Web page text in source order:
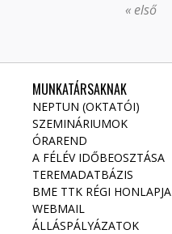
« első
MUNKATÁRSAKNAK
NEPTUN (OKTATÓI)
SZEMINÁRIUMOK
ÓRAREND
A FÉLÉV IDŐBEOSZTÁSA
TEREMADATBÁZIS
BME TTK RÉGI HONLAPJA
WEBMAIL
ÁLLÁSPÁLYÁZATOK